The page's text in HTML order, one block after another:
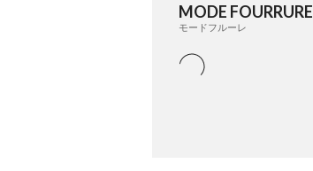
MODE FOURRURE
モードフルーレ